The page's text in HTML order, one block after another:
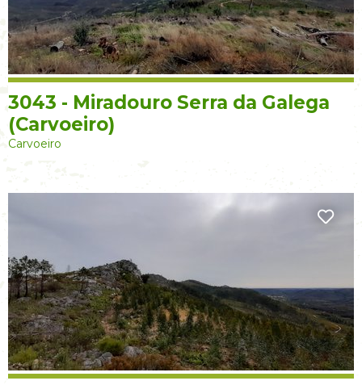
3043 - Miradouro Serra da Galega
(Carvoeiro)
Carvoeiro